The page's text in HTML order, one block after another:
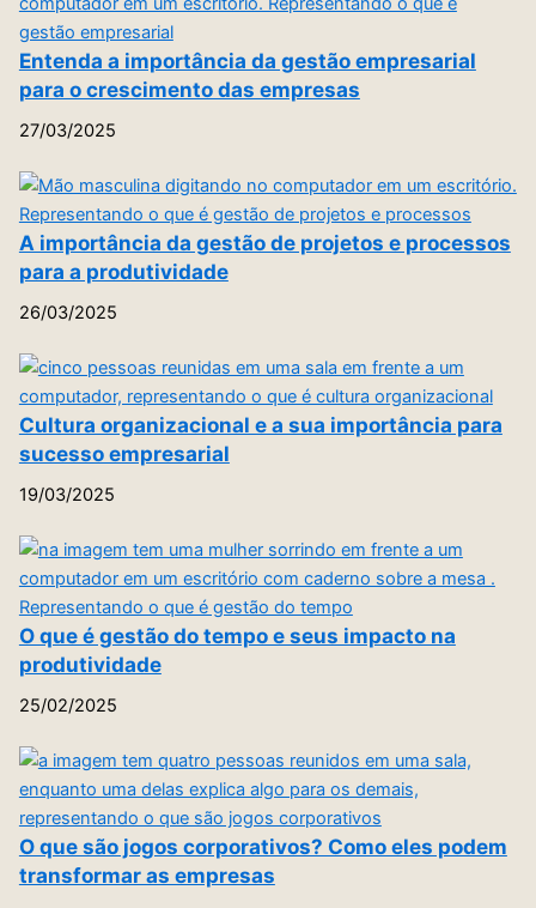
Entenda a importância da gestão empresarial
para o crescimento das empresas
27/03/2025
A importância da gestão de projetos e processos
para a produtividade
26/03/2025
Cultura organizacional e a sua importância para
sucesso empresarial
19/03/2025
O que é gestão do tempo e seus impacto na
produtividade
25/02/2025
O que são jogos corporativos? Como eles podem
transformar as empresas